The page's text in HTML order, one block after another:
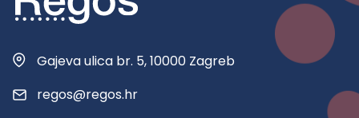
Gajeva ulica br. 5, 10000 Zagreb
regos@regos.hr